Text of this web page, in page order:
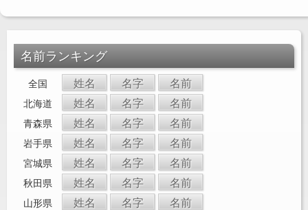
名前ランキング
全国 姓名 名字 名前
北海道 姓名 名字 名前
青森県 姓名 名字 名前
岩手県 姓名 名字 名前
宮城県 姓名 名字 名前
秋田県 姓名 名字 名前
山形県 姓名 名字 名前